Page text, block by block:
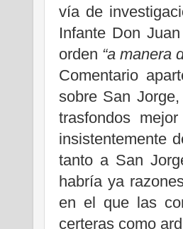
vía de
Infante Don
orden “a manera
Comentario
sobre San
trasfondos
insistentemente
tanto a San
habría ya
en el que las
certeras como